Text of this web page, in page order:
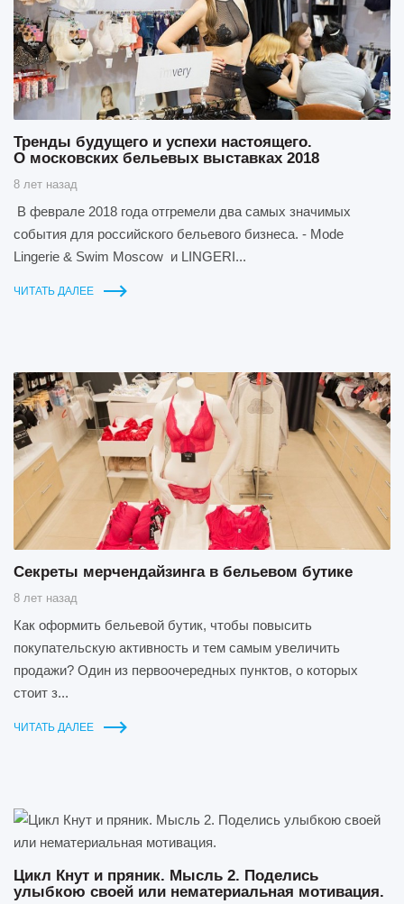
Тренды будущего и успехи настоящего.
О московских бельевых выставках 2018
8 лет назад
В феврале 2018 года отгремели два самых значимых
события для российского бельевого бизнеса. - Mode
Lingerie & Swim Moscow и LINGERI...
ЧИТАТЬ ДАЛЕЕ
Секреты мерчендайзинга в бельевом бутике
8 лет назад
Как оформить бельевой бутик, чтобы повысить
покупательскую активность и тем самым увеличить
продажи? Один из первоочередных пунктов, о которых
стоит з...
ЧИТАТЬ ДАЛЕЕ
Цикл Кнут и пряник. Мысль 2. Поделись
улыбкою своей или нематериальная мотивация.